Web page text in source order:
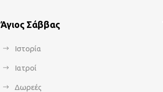
Άγιος Σάββας
Ιστορία
Ιατροί
Δωρεές